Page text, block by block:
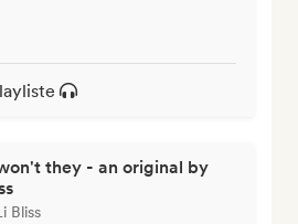
they - an original by
Bliss